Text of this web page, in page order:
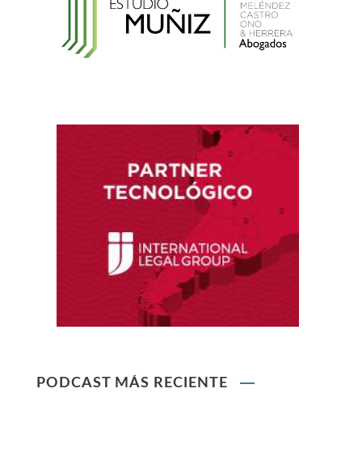
Ley que protege a la madre trabajadora
contra el despido arbitrario
Ley que modifica el TUO de la Ley del Sistema
Privado de AFPs
PODCAST MÁS RECIENTE